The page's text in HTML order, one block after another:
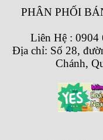
PHÂN PHỐI
Liên Hệ :
Địa chỉ: Số 28,
Chánh,